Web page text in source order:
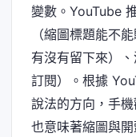
變數。YouTube
（縮圖標題能不
有沒有留下來）
訂閱）。根據
說法的方向，手
也意味著縮圖與